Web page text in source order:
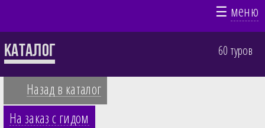
☰ меню
Каталог 60 туров
Назад в каталог
На заказ с гидом